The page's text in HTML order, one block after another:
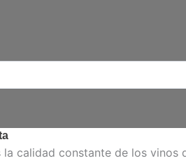
calidad constante de los vinos